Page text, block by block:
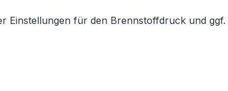
Einstellungen für den Brennstoffdruck und